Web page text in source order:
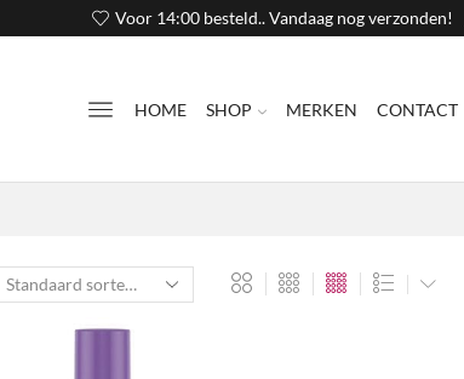
Voor 14:00 besteld.. Vandaag nog verzonden!
HOME SHOP MERKEN CONTACT